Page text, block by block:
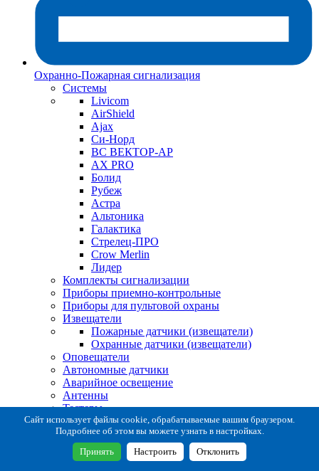
Охранно-Пожарная сигнализация
Системы
Livicom
AirShield
Ajax
Си-Норд
ВС ВЕКТОР-АР
AX PRO
Болид
Рубеж
Астра
Альтоника
Галактика
Стрелец-ПРО
Crow Merlin
Лидер
Комплекты сигнализации
Приборы приемно-контрольные
Приборы для пультовой охраны
Извещатели
Пожарные датчики (извещатели)
Охранные датчики (извещатели)
Оповещатели
Автономные датчики
Аварийное освещение
Антенны
Тестеры
Система сбора извещений
Расходные и монтажные материалы
Коробки коммутационные
Кронштейны для извещателей
Сайт использует файлы cookie, обрабатываемые вашим браузером.
Подробнее об этом вы можете узнать в настройках.
Принять Настроить Отклонить